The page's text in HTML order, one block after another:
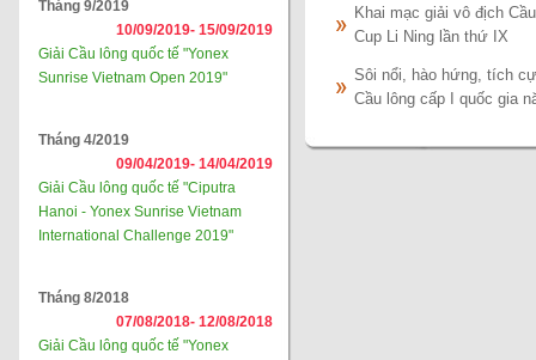
Tháng 9/2019
10/09/2019- 15/09/2019
Giải Cầu lông quốc tế "Yonex
Sunrise Vietnam Open 2019"
Tháng 4/2019
09/04/2019- 14/04/2019
Giải Cầu lông quốc tế "Ciputra
Hanoi - Yonex Sunrise Vietnam
International Challenge 2019"
Tháng 8/2018
07/08/2018- 12/08/2018
Giải Cầu lông quốc tế "Yonex
Khai mạc giải vô địch
Cup Li Ning lần thứ IX
Sôi nổi, hào hứng, tích
Cầu lông cấp I quốc gia